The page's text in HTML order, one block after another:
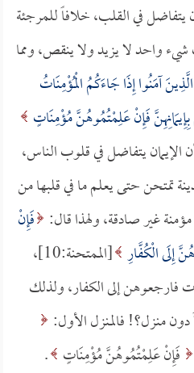
يتفاضل في القلب، خلافاً للمرجئة
شيء واحد لا يزيد ولا ينقص، ومما
الَّذِينَ آمَنُوا إِذَا جَاءَكُمُ الْمُؤْمِنَاتُ
فَإِنْ عَلِمْتُمُوهُنَّ مُؤْمِنَاتٍ
على أن الإيمان يتفاضل في قلوب الناس،
تمتحن حتى يعلم ما في قلبها من
غير صادقة، ولهذا قال: فَإِنْ
إِلَى الْكُفَّارِ
[الممتحنة:10]،
فارجعوهن إلى الكفار، ولذلك
منزل؟! فالمنزل الأول:
فَإِنْ عَلِمْتُمُوهُنَّ مُؤْمِنَاتٍ .